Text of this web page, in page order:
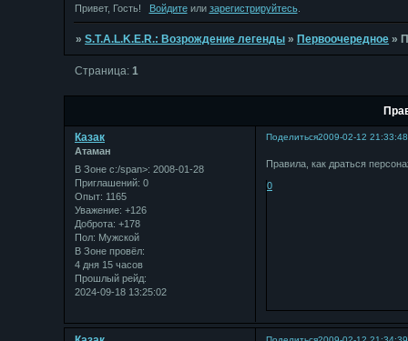
Привет, Гость! Войдитеили зарегистрируйтесь.
»S.T.A.L.K.E.R.: Возрождение легенды » Первоочередное »
Страница:1
Поделиться2009-02-12 21:33:48
Казак
Атаман
В Зоне с:/span>: 2008-01-28
Приглашений: 0
Опыт: 1165
Уважение: +126
Доброта: +178
Пол: Мужской
В Зоне провёл:
4 дня 15 часов
Прошлый рейд:
2024-09-18 13:25:02
Правила, как драться
0